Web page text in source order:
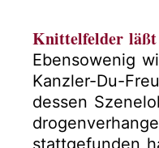
Knittelfelder läßt
Ebensowenig
Kanzler-Du-
dessen
stattgefunden